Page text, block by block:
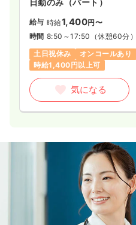
日勤のみ（パート）
給与 時給1,400円〜
時間 8:50～17:50 （休憩60分）
土日祝休み
オンコールあり
時給1,400円以上可
気になる